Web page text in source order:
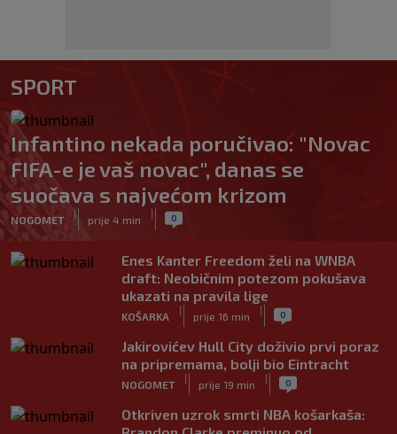
SPORT
Infantino nekada poručivao: "Novac
FIFA-e je vaš novac", danas se
suočava s najvećom krizom
NOGOMET
|
prije 4 min
| 0
Enes Kanter Freedom želi na WNBA
draft: Neobičnim potezom pokušava
ukazati na pravila lige
KOŠARKA
|
prije 16 min
| 0
Jakirovićev Hull City doživio prvi poraz
na pripremama, bolji bio Eintracht
NOGOMET
|
prije 19 min
| 0
Otkriven uzrok smrti NBA košarkaša: